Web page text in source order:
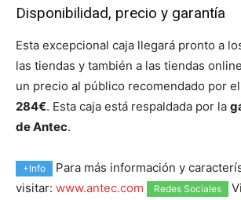
Disponibilidad, precio y garantía
Esta excepcional caja llegará pronto a
las tiendas y también a las tiendas
un precio al público recomendado por
284€. Esta caja está respaldada por la
de Antec.
+Info
Para más información y
visitar: www.antec.com Redes Sociales